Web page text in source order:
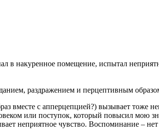
в накуренное помещение, испытал
раздражением и перцептивным
вместе с апперцепцией?) вызывает тоже
или поступок, который повысил мою
неприятное чувство. Воспоминание – нет